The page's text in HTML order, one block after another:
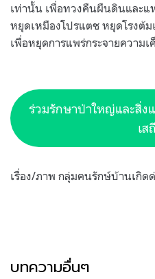
เท่านั้น เพื่อทวงคืนผืนดินและ
หยุดเหมืองโปรแตช หยุดโรงต้ม
เพื่อหยุดการแพร่กระจายความเ
ร่วมรักษาป่าใหญ่และสิ่
เส
เรื่อง/ภาพ กลุ่มฅนรักษ์บ้านเกิ
บทความอื่นๆ